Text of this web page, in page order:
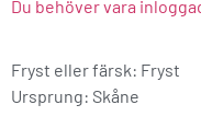
Du behöver vara
Fryst eller färsk: Fryst
Ursprung: Skåne